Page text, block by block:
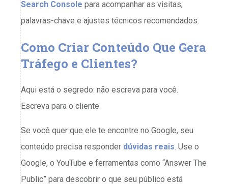
Search Console para acompanhar as visitas,
palavras-chave e ajustes técnicos recomendados.
Como Criar Conteúdo Que Gera
Tráfego e Clientes?
Aqui está o segredo: não escreva para você.
Escreva para o cliente.
Se você quer que ele te encontre no Google, seu
conteúdo precisa responder dúvidas reais. Use o
Google, o YouTube e ferramentas como “Answer The
Public” para descobrir o que seu público está